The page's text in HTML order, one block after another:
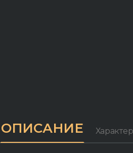
ОПИСАНИЕ